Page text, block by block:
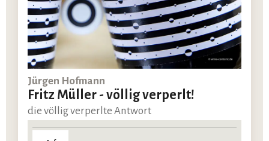
Jürgen Hofmann
Fritz Müller - völlig verperlt!
die völlig verperlte Antwort